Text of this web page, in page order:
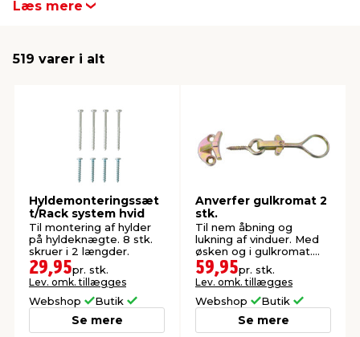
& ukrudt
& standere
Læs mere
519 varer i alt
Hyldemonteringssæt
t/Rack system hvid
Til montering af hylder
på hyldeknægte. 8 stk.
skruer i 2 længder.
29,95pr. stk.
Lev. omk. tillægges
Webshop Butik
Se mere
Anverfer gulkromat 2
stk.
Til nem åbning og
lukning af vinduer. Med
øsken og i gulkromat.
Inkl. skruer.
59,95pr. stk.
Lev. omk. tillægges
Webshop Butik
Se mere